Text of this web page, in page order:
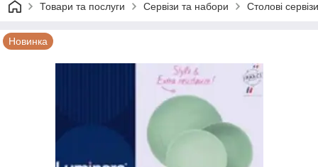
Товари та послуги Сервізи та набори Столові сервізи
Новинка